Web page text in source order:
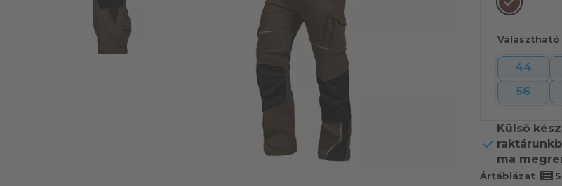
44
56
Külső
ma
Ártáblázat view_list